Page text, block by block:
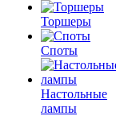
Торшеры
Споты
Настольные
лампы